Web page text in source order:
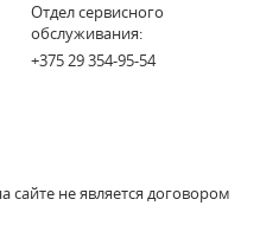
Отдел сервисного
обслуживания:
+375 29 354-95-54
не является договором